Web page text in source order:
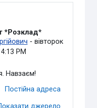
користувач
*Розклад*
- вівторок
PM
Навзаєм!
Постійна адреса
джерело